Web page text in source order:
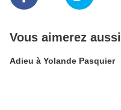
Vous aimerez aussi
Adieu à Yolande Pasquier